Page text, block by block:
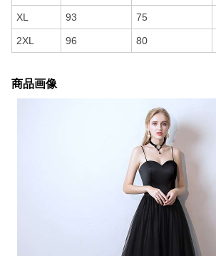
XL 93 75
2XL 96 80
商品画像